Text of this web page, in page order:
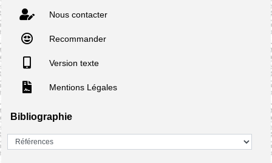
Nous contacter
Recommander
Version texte
Mentions Légales
Bibliographie